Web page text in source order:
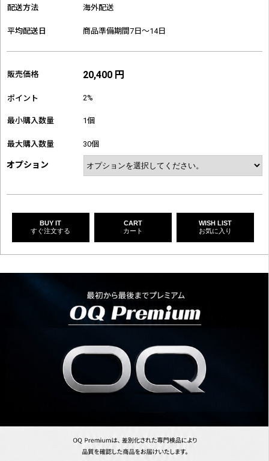
配送方法 海外配送
平均配送日 商品準備期間7日～14日
販売価格 20,400 円
ポイント 2%
最小購入数量 1個
最大購入数量 30個
オプション
BUY IT
すぐ注文する
CART
カート
WISH LIST
お気に入り